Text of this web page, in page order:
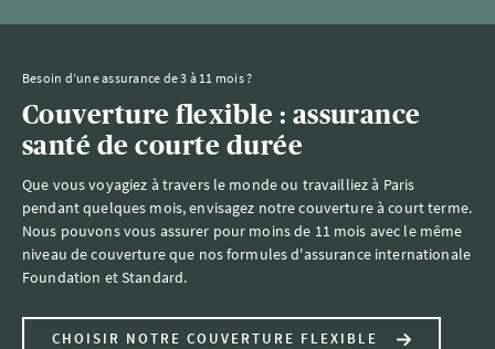
Besoin d’une assurance de 3 à 11 mois ?
Couverture flexible : assurance
santé de courte durée
Que vous voyagiez à travers le monde ou travailliez à Paris
pendant quelques mois, envisagez notre couverture à court terme.
Nous pouvons vous assurer pour moins de 11 mois avec le même
niveau de couverture que nos formules d'assurance internationale
Foundation et Standard.
CHOISIR NOTRE COUVERTURE FLEXIBLE